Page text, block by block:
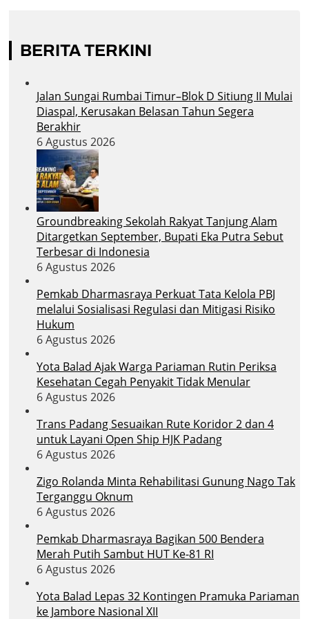
BERITA TERKINI
Jalan Sungai Rumbai Timur–Blok D Sitiung II Mulai
Diaspal, Kerusakan Belasan Tahun Segera
Berakhir
6 Agustus 2026
Groundbreaking Sekolah Rakyat Tanjung Alam
Ditargetkan September, Bupati Eka Putra Sebut
Terbesar di Indonesia
6 Agustus 2026
Pemkab Dharmasraya Perkuat Tata Kelola PBJ
melalui Sosialisasi Regulasi dan Mitigasi Risiko
Hukum
6 Agustus 2026
Yota Balad Ajak Warga Pariaman Rutin Periksa
Kesehatan Cegah Penyakit Tidak Menular
6 Agustus 2026
Trans Padang Sesuaikan Rute Koridor 2 dan 4
untuk Layani Open Ship HJK Padang
6 Agustus 2026
Zigo Rolanda Minta Rehabilitasi Gunung Nago Tak
Terganggu Oknum
6 Agustus 2026
Pemkab Dharmasraya Bagikan 500 Bendera
Merah Putih Sambut HUT Ke-81 RI
6 Agustus 2026
Yota Balad Lepas 32 Kontingen Pramuka Pariaman
ke Jambore Nasional XII